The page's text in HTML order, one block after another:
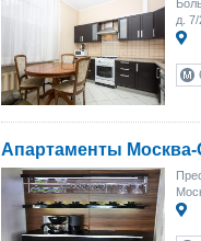
д. 7/
Апартаменты Москва-